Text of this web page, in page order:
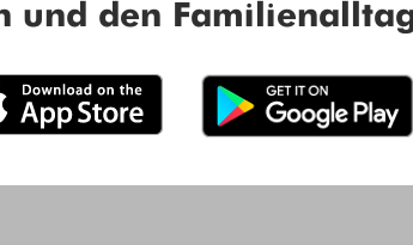
und den